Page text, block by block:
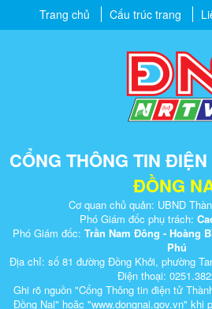
Trang chủ Cấu trúc trang
CỔNG THÔNG TIN
ĐỒNG
Cơ quan chủ quản: UBND
Phó Giám đốc phụ trách:
Phó Giám đốc: Trần Nam Đông - Hoàng
Phú
Địa chỉ: số 81 đường Đồng Khởi, phường
Điện thoại:
Ghi rõ nguồn "Cổng Thông tin điện tử
Đồng Nai" hoặc "www.dongnai.g​ov.vn" khi